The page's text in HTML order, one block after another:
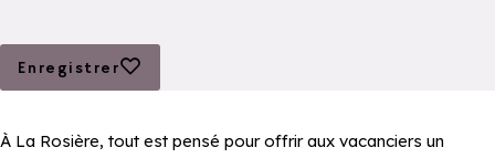
Enregistrer
aux favoris
À La Rosière, tout est pensé pour offrir aux vacanciers un